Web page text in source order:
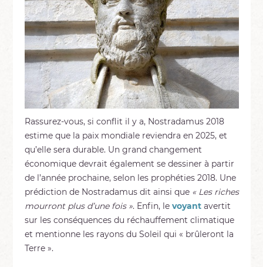
Rassurez-vous, si conflit il y a, Nostradamus 2018
estime que la paix mondiale reviendra en 2025, et
qu’elle sera durable. Un grand changement
économique devrait également se dessiner à partir
de l’année prochaine, selon les prophéties 2018. Une
prédiction de Nostradamus dit ainsi que « Les riches
mourront plus d’une fois ». Enfin, le voyantavertit
sur les conséquences du réchauffement climatique
et mentionne les rayons du Soleil qui « brûleront la
Terre ».